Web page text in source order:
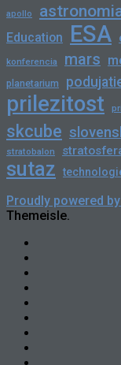
apollo
Education ESA
konferencia mars
planetarium
prilezitost
skcube
stratobalon
sutaz
Proudly powered
Themeisle.